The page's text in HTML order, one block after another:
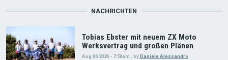
NACHRICHTEN
Tobias Ebster mit neuem ZX Moto
Werksvertrag und großen Plänen
Aug 06 2026 - 7:58am , byDaniele Alessandro